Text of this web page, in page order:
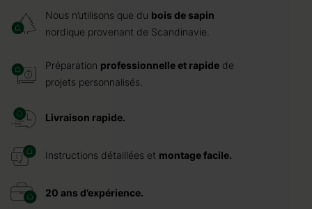
Nous n’utilisons que du bois de sapin
nordique provenant de Scandinavie.
Préparation professionnelle et rapide de
projets personnalisés.
Livraison rapide.
Instructions détaillées et montage facile.
20 ans d’expérience.